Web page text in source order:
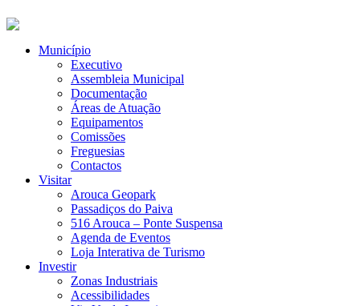
Município
Executivo
Assembleia Municipal
Documentação
Áreas de Atuação
Equipamentos
Comissões
Freguesias
Contactos
Visitar
Arouca Geopark
Passadiços do Paiva
516 Arouca – Ponte Suspensa
Agenda de Eventos
Loja Interativa de Turismo
Investir
Zonas Industriais
Acessibilidades